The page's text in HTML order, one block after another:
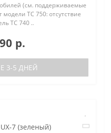
(см. поддерживаемые
TC 750: отсутствие
TC 740 ..
р.
3-5 ДНЕЙ